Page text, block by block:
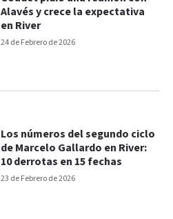
24 de Febrero de 2026
Alavés y crece la expectativa
en River
23 de Febrero de 2026
Los números del segundo ciclo
de Marcelo Gallardo en River:
10 derrotas en 15 fechas